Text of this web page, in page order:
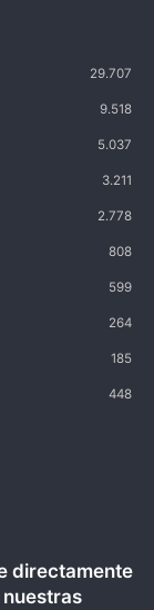
29.707
9.518
5.037
3.211
2.778
808
599
264
185
448
directamente